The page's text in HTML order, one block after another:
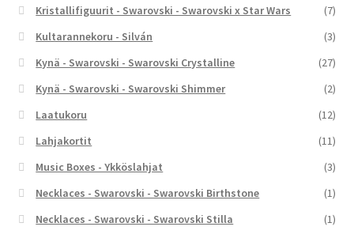
Kristallifiguurit - Swarovski - Swarovski x Star Wars
(7)
Kultarannekoru - Silván
(3)
Kynä - Swarovski - Swarovski Crystalline
(27)
Kynä - Swarovski - Swarovski Shimmer
(2)
Laatukoru
(12)
Lahjakortit
(11)
Music Boxes - Ykköslahjat
(3)
Necklaces - Swarovski - Swarovski Birthstone
(1)
Necklaces - Swarovski - Swarovski Stilla
(1)